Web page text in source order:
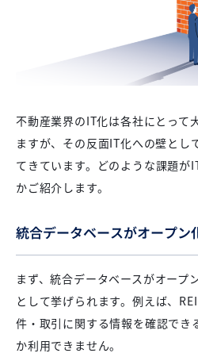
不動産業界のIT化は各社にとって
ますが、その反面IT化への壁とし
てきています。どのような課題が
かご紹介します。
統合データベースがオープン
まず、統合データベースがオープ
として挙げられます。例えば、
件・取引に関する情報を確認でき
か利用できません。